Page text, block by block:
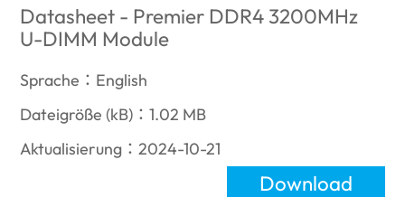
Datasheet - Premier DDR4 3200MHz
U-DIMM Module
Sprache：English
Dateigröße (kB)：1.02 MB
Aktualisierung：2024-10-21
Download